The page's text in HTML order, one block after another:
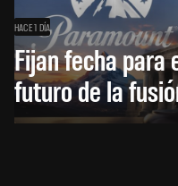
HACE 1 DÍA
Fijan fecha para
futuro de la